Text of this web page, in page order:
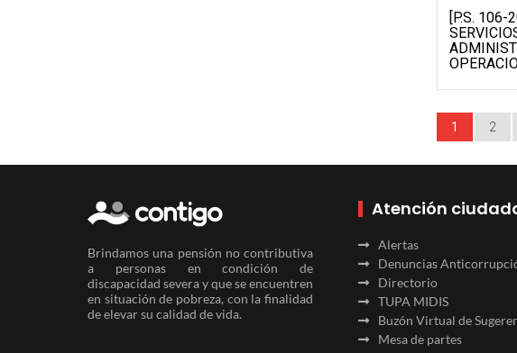
[P.S.
1 2
Brindamos una pensión no contributiva
a personas en condición de
discapacidad severa y que se encuentren
en situación de pobreza, con la finalidad
de elevar su calidad de vida.
Atención
Alertas
Denuncias
Directorio
TUPA MIDIS
Buzón Virtual de
Mesa de partes